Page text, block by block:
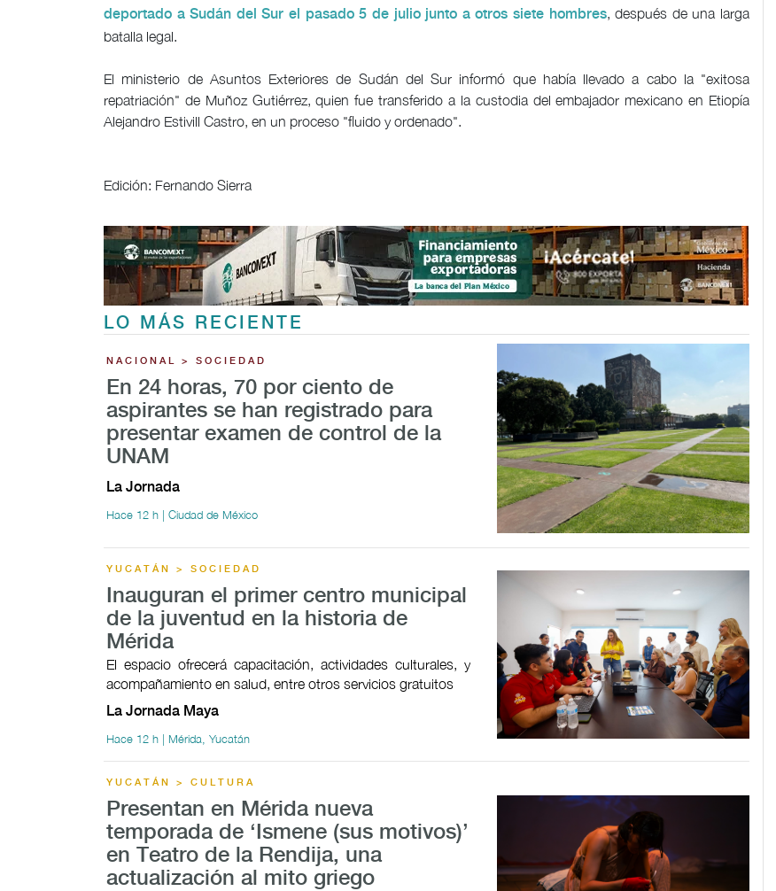
deportado a Sudán del Sur el pasado 5 de julio junto a otros siete hombres, después de una larga
batalla legal.
El ministerio de Asuntos Exteriores de Sudán del Sur informó que había llevado a cabo la "exitosa
repatriación" de Muñoz Gutiérrez, quien fue transferido a la custodia del embajador mexicano en Etiopía
Alejandro Estivill Castro, en un proceso "fluido y ordenado".
Edición: Fernando Sierra
LO MÁS RECIENTE
NACIONAL > SOCIEDAD
En 24 horas, 70 por ciento de
aspirantes se han registrado para
presentar examen de control de la
UNAM
La Jornada
Hace 12 h | Ciudad de México
YUCATÁN > SOCIEDAD
Inauguran el primer centro municipal
de la juventud en la historia de
Mérida
El espacio ofrecerá capacitación, actividades culturales, y
acompañamiento en salud, entre otros servicios gratuitos
La Jornada Maya
Hace 12 h | Mérida, Yucatán
YUCATÁN > CULTURA
Presentan en Mérida nueva
temporada de ‘Ismene (sus motivos)’
en Teatro de la Rendija, una
actualización al mito griego